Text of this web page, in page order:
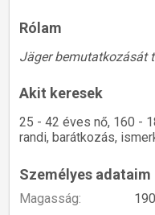
Rólam
Jäger bemutatkozását
Akit keresek
25 - 42 éves nő, 160 -
randi, barátkozás,
Személyes adataim
Magasság: